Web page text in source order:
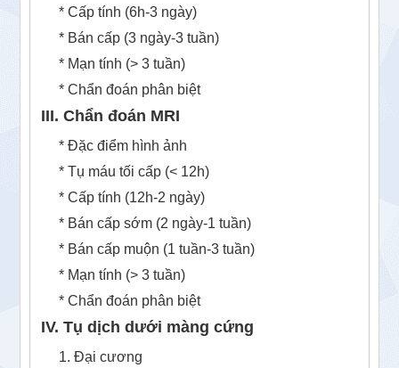
* Cấp tính (6h-3 ngày)
* Bán cấp (3 ngày-3 tuần)
* Mạn tính (> 3 tuần)
* Chẩn đoán phân biệt
III. Chẩn đoán MRI
* Đặc điểm hình ảnh
* Tụ máu tối cấp (< 12h)
* Cấp tính (12h-2 ngày)
* Bán cấp sớm (2 ngày-1 tuần)
* Bán cấp muộn (1 tuần-3 tuần)
* Mạn tính (> 3 tuần)
* Chẩn đoán phân biệt
IV. Tụ dịch dưới màng cứng
1. Đại cương